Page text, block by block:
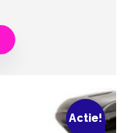
Actie!